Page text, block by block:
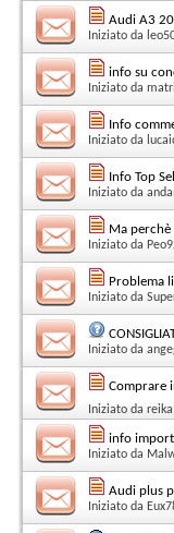
Audi A3
Iniziato da
info su
Iniziato da
Info
Iniziato da
Info Top
Iniziato da
Ma
Iniziato da
Problema
Iniziato da
Iniziato da
Comprare
Iniziato da reika
info
Iniziato da
Audi plus
Iniziato da